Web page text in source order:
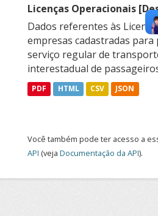
Licenças Operacionais
Dados referentes às
empresas cadastradas para
serviço regular de
interestadual de
PDF HTML CSV JSON
Você também pode ter acesso a
API (veja Documentação da API).